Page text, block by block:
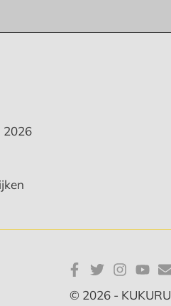
2026
© 2026 - KUKURU